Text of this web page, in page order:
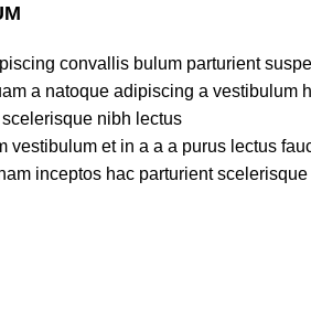
convallis bulum parturient
a natoque adipiscing a vestibulum
nibh lectus.
vestibulum et in a a a purus lectus
inceptos hac parturient